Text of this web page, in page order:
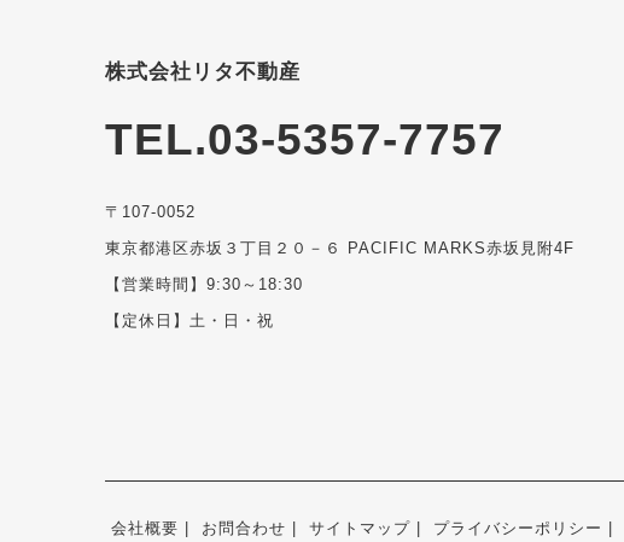
株式会社リタ不動産
TEL.03-5357-7757
〒107-0052
東京都港区赤坂３丁目２０－６ PACIFIC MARKS赤坂見附4F
【営業時間】9:30～18:30
【定休日】土・日・祝
会社概要 お問合わせ サイトマップ プライバシーポリシー